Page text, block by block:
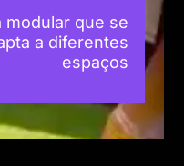
modular que se
a diferentes
espaços